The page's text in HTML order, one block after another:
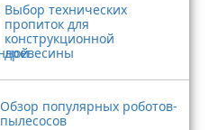
Выбор технических
пропиток для
конструкционной
древесины
Обзор популярных роботов-
пылесосов